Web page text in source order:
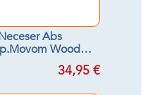
Abs
Wood
Verde 29x21x15
34,95 €